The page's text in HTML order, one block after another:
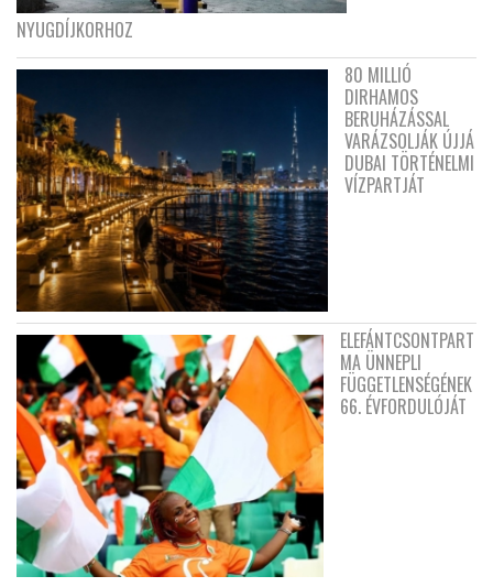
NYUGDÍJKORHOZ
80 MILLIÓ
DIRHAMOS
BERUHÁZÁSSAL
VARÁZSOLJÁK ÚJJÁ
DUBAI TÖRTÉNELMI
VÍZPARTJÁT
ELEFÁNTCSONTPART
MA ÜNNEPLI
FÜGGETLENSÉGÉNEK
66. ÉVFORDULÓJÁT